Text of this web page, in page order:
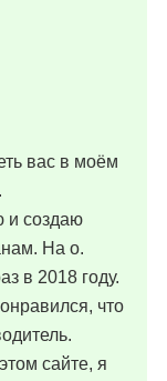
вас в моём
и создаю
На о.
в 2018 году.
что
сайте, я